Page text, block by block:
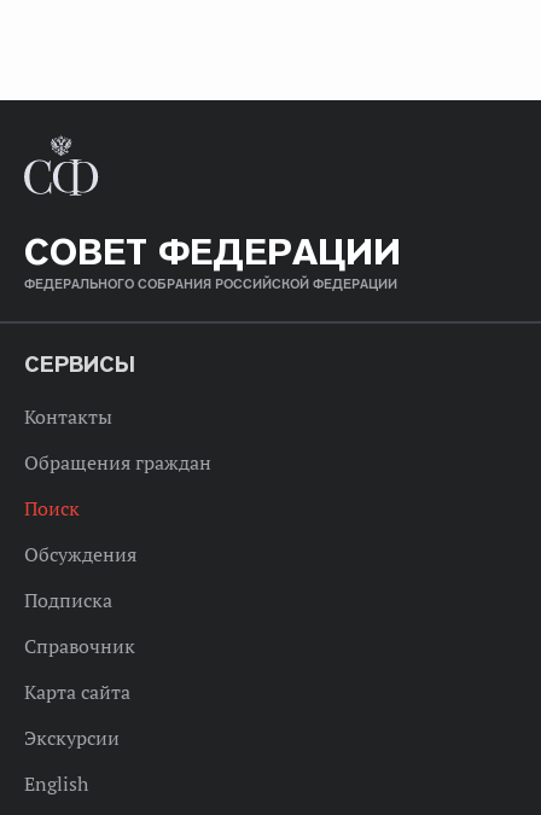
СОВЕТ ФЕДЕРАЦИИ
ФЕДЕРАЛЬНОГО СОБРАНИЯ РОССИЙСКОЙ ФЕДЕРАЦИИ
СЕРВИСЫ
Контакты
Обращения граждан
Поиск
Обсуждения
Подписка
Справочник
Карта сайта
Экскурсии
English